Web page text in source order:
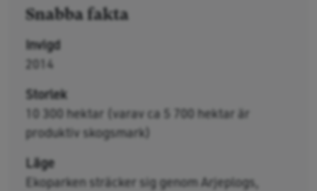
Snabba fakta
Invigd
2014
Storlek
10 300 hektar (varav ca 5 700 hektar är
produktiv skogsmark)
Läge
Ekoparken sträcker sig genom Arjeplogs,